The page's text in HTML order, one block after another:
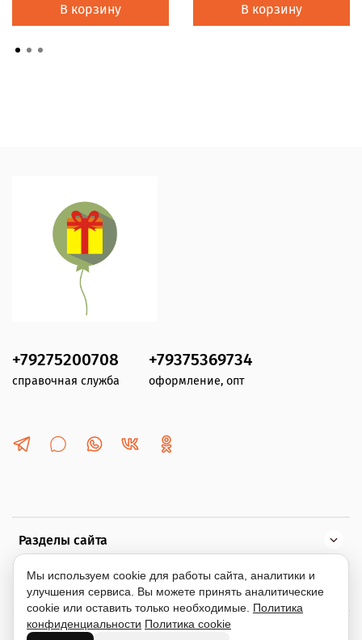
В корзину В корзину
Разделы сайта
Помощь
Информация
+79275200708
справочная служба
+79375369734
оформление, опт
Мы используем cookie для работы сайта, аналитики и
улучшения сервиса. Вы можете принять аналитические
cookie или оставить только необходимые. Политика
конфиденциальности Политика cookie